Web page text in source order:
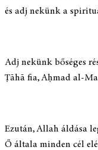
és adj nekünk a
Adj nekünk bőséges
Ṭāhā fia, Aḥmad al-
Ezután, Allah áldása
Ő általa minden cél